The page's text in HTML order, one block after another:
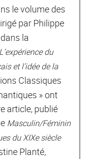
le volume des
par Philippe
la
L’expérience du
et l’idée de la
Classiques
» ont
article, publié
Masculin/Féminin
du XIXe siècle
Planté,